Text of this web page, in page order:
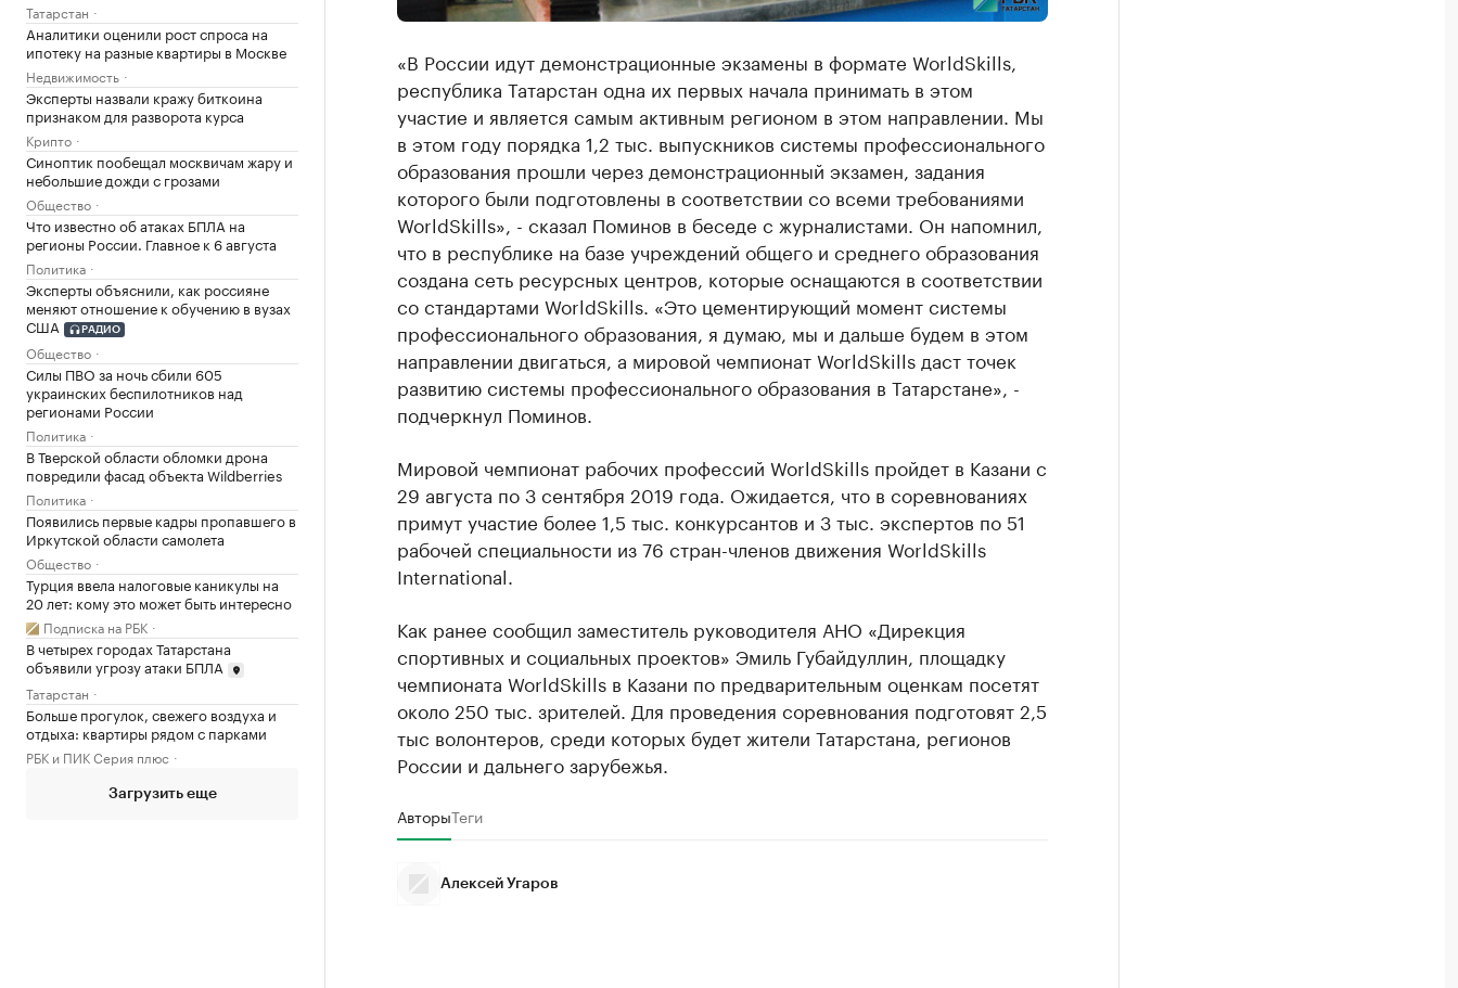
Татарстан
Аналитики оценили рост спроса на
ипотеку на разные квартиры в Москве
Недвижимость
Эксперты назвали кражу биткоина
признаком для разворота курса
Крипто
Синоптик пообещал москвичам жару и
небольшие дожди с грозами
Общество
Что известно об атаках БПЛА на
регионы России. Главное к 6 августа
Политика
Эксперты объяснили, как россияне
меняют отношение к обучению в вузах
США
РАДИО
Общество
Силы ПВО за ночь сбили 605
украинских беспилотников над
регионами России
Политика
В Тверской области обломки дрона
повредили фасад объекта Wildberries
Политика
Появились первые кадры пропавшего в
Иркутской области самолета
Общество
Турция ввела налоговые каникулы на
20 лет: кому это может быть интересно
Подписка на РБК
В четырех городах Татарстана
объявили угрозу атаки БПЛА
Татарстан
Больше прогулок, свежего воздуха и
отдыха: квартиры рядом с парками
РБК и ПИК Серия плюс
Загрузить еще
«В России идут демонстрационные экзамены в формате WorldSkills,
республика Татарстан одна их первых начала принимать в этом
участие и является самым активным регионом в этом направлении. Мы
в этом году порядка 1,2 тыс. выпускников системы профессионального
образования прошли через демонстрационный экзамен, задания
которого были подготовлены в соответствии со всеми требованиями
WorldSkills», - сказал Поминов в беседе с журналистами. Он напомнил,
что в республике на базе учреждений общего и среднего образования
создана сеть ресурсных центров, которые оснащаются в соответствии
со стандартами WorldSkills. «Это цементирующий момент системы
профессионального образования, я думаю, мы и дальше будем в этом
направлении двигаться, а мировой чемпионат WorldSkills даст точек
развитию системы профессионального образования в Татарстане», -
подчеркнул Поминов.
Мировой чемпионат рабочих профессий WorldSkills пройдет в Казани с
29 августа по 3 сентября 2019 года. Ожидается, что в соревнованиях
примут участие более 1,5 тыс. конкурсантов и 3 тыс. экспертов по 51
рабочей специальности из 76 стран-членов движения WorldSkills
International.
Как ранее сообщил заместитель руководителя АНО «Дирекция
спортивных и социальных проектов» Эмиль Губайдуллин, площадку
чемпионата WorldSkills в Казани по предварительным оценкам посетят
около 250 тыс. зрителей. Для проведения соревнования подготовят 2,5
тыс волонтеров, среди которых будет жители Татарстана, регионов
России и дальнего зарубежья.
АвторыТеги
Алексей Угаров